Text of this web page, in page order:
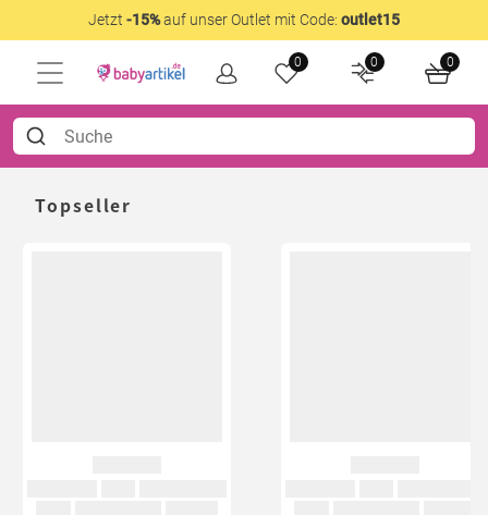
Jetzt -15%auf unser Outlet mit Code: outlet15
0 0 0
Topseller